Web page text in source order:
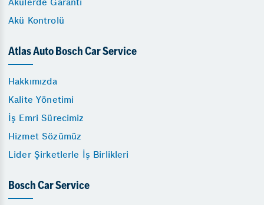
Akü Kontrolü
Atlas Auto Bosch Car Service
Hakkımızda
Kalite Yönetimi
İş Emri Sürecimiz
Hizmet Sözümüz
Lider Şirketlerle İş Birlikleri
Bosch Car Service